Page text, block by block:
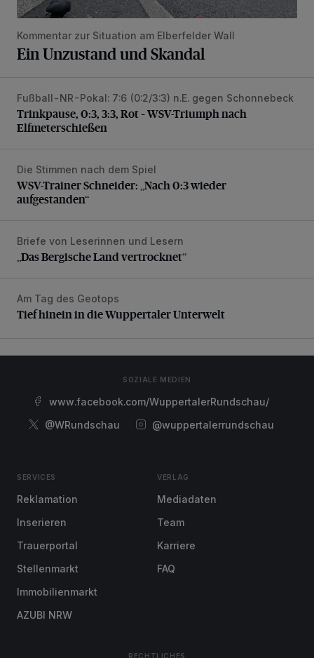
Kommentar zur Situation am Elberfelder Wall
Ein Unzustand und Skandal
Trinkpause, 0:3, 3:3, Rot – WSV-Triumph nach
Fußball-NR-Pokal: 7:6 (0:2/3:3) n.E. gegen Schonnebeck
Trinkpause, 0:3, 3:3, Rot – WSV-Triumph nach
Elfmeterschießen
WSV-Trainer Schneider: „Nach 0:3 wieder aufgestanden“
Die Stimmen nach dem Spiel
WSV-Trainer Schneider: „Nach 0:3 wieder
aufgestanden“
„Das Bergische Land vertrocknet“
Briefe von Leserinnen und Lesern
„Das Bergische Land vertrocknet“
Tief hinein in die Wuppertaler Unterwelt
Am Tag des Geotops
Tief hinein in die Wuppertaler Unterwelt
SOZIALE MEDIEN
www.facebook.com/WuppertalerRundschau/
@WRundschau
@wuppertalerrundschau
SERVICES
Reklamation
Inserieren
Trauerportal
Stellenmarkt
Immobilienmarkt
AZUBI NRW
VERLAG
Mediadaten
Team
Karriere
FAQ
RECHTLICHES